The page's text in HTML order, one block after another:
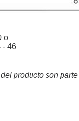
o
- 46
producto son